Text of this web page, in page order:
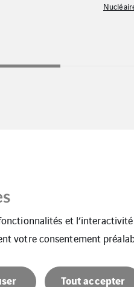
Energies
Plan du site
et
votre consentement
Tout accepter